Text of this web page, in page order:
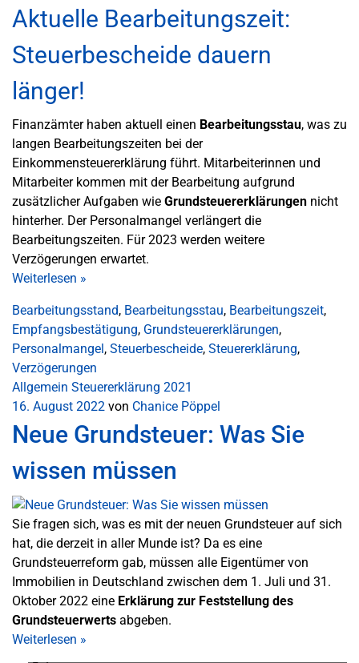
Aktuelle Bearbeitungszeit:
Steuerbescheide dauern
länger!
Finanzämter haben aktuell einen Bearbeitungsstau, was zu
langen Bearbeitungszeiten bei der
Einkommensteuererklärung führt. Mitarbeiterinnen und
Mitarbeiter kommen mit der Bearbeitung aufgrund
zusätzlicher Aufgaben wie Grundsteuererklärungen nicht
hinterher. Der Personalmangel verlängert die
Bearbeitungszeiten. Für 2023 werden weitere
Verzögerungen erwartet.
Weiterlesen »
Bearbeitungsstand, Bearbeitungsstau, Bearbeitungszeit,
Empfangsbestätigung, Grundsteuererklärungen,
Personalmangel, Steuerbescheide, Steuererklärung,
Verzögerungen
Allgemein Steuererklärung 2021
16. August 2022 von Chanice Pöppel
Neue Grundsteuer: Was Sie
wissen müssen
Sie fragen sich, was es mit der neuen Grundsteuer auf sich
hat, die derzeit in aller Munde ist? Da es eine
Grundsteuerreform gab, müssen alle Eigentümer von
Immobilien in Deutschland zwischen dem 1. Juli und 31.
Oktober 2022 eine Erklärung zur Feststellung des
Grundsteuerwerts abgeben.
Weiterlesen »